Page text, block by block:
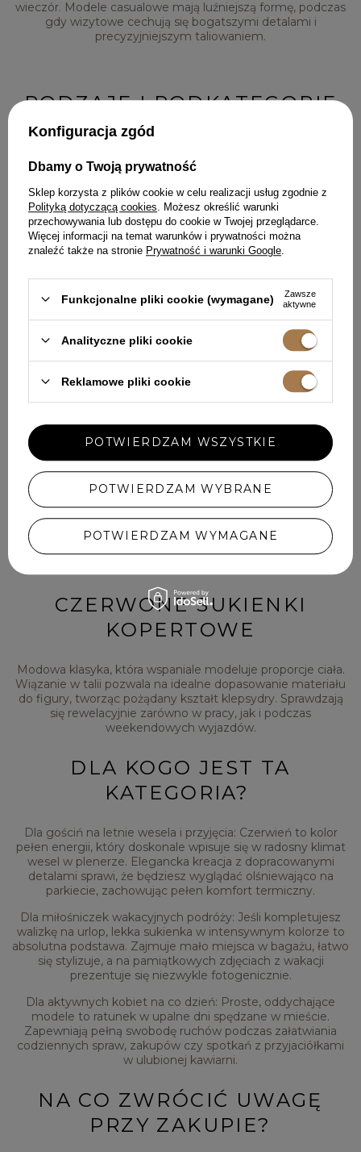
wieczór. Modele casualowe mają luźniejszą formę, podczas
gdy wizytowe cechują się bogatszymi detalami i
precyzyjniejszym taliowaniem.
RODZAJE I PODKATEGORIE
ZWIEWNE CZERWONE
SUKIENKI MAXI
Długie, powłóczyste kreacje, które pięknie pracują w ruchu i
dodają sylwetce posągowości. Są idealne na wieczorne
spacery brzegiem morza, letnie festiwale oraz eleganckie
gwarantując doskonałą przewiewność.
KRÓTKIE SUKIENKI MINI NA
RAMIĄCZKACH
Zmysłowe i odważne modele, które wspaniale eksponują
propozycja dla kobiet ceniących maksymalną swobodę.
LETNIE SUKIENKI HISZPANKI
Fasony z charakterystycznym, odkrytym dekoltem typu
carmen, często ozdobione efektownymi falbanami. To
niezwykle romantyczny i kobiecy wybór, który pięknie
podkreśla linię ramion i szyję. Stanowią doskonałą opcję na
CZERWONE SUKIENKI
KOPERTOWE
Modowa klasyka, która wspaniale modeluje proporcje ciała.
Wiązanie w talii pozwala na idealne dopasowanie materiału
do figury, tworząc pożądany kształt klepsydry. Sprawdzają
się rewelacyjnie zarówno w pracy, jak i podczas
weekendowych wyjazdów.
DLA KOGO JEST TA
KATEGORIA?
Dla gościń na letnie wesela i przyjęcia: Czerwień to kolor
pełen energii, który doskonale wpisuje się w radosny klimat
wesel w plenerze. Elegancka kreacja z dopracowanymi
detalami sprawi, że będziesz wyglądać olśniewająco na
parkiecie, zachowując pełen komfort termiczny.
Dla miłośniczek wakacyjnych podróży: Jeśli kompletujesz
walizkę na urlop, lekka sukienka w intensywnym kolorze to
absolutna podstawa. Zajmuje mało miejsca w bagażu, łatwo
się stylizuje, a na pamiątkowych zdjęciach z wakacji
prezentuje się niezwykle fotogenicznie.
Dla aktywnych kobiet na co dzień: Proste, oddychające
modele to ratunek w upalne dni spędzane w mieście.
Zapewniają pełną swobodę ruchów podczas załatwiania
codziennych spraw, zakupów czy spotkań z przyjaciółkami
w ulubionej kawiarni.
NA CO ZWRÓCIĆ UWAGĘ
PRZY ZAKUPIE?
Konfiguracja zgód
Dbamy o Twoją prywatność
Sklep korzysta z plików cookie w celu realizacji usług zgodnie z
Polityką dotyczącą cookies . Możesz określić warunki
przechowywania lub dostępu do cookie w Twojej przeglądarce.
Więcej informacji na temat warunków i prywatności można
znaleźć także na stronie Prywatność i warunki Google
Funkcjonalne pliki cookie (wymagane)
Zawsze
aktywne
Analityczne pliki cookie
Reklamowe pliki cookie
POTWIERDZAM WYBRANE
POTWIERDZAM WYMAGANE
POTWIERDZAM WSZYSTKIE